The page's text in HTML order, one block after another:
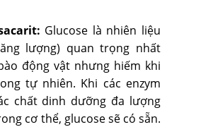
Glucose là nhiên liệu
lượng) quan trọng nhất
động vật nhưng hiếm khi
tự nhiên. Khi các enzym
chất dinh dưỡng đa lượng
cơ thể, glucose sẽ có sẵn.